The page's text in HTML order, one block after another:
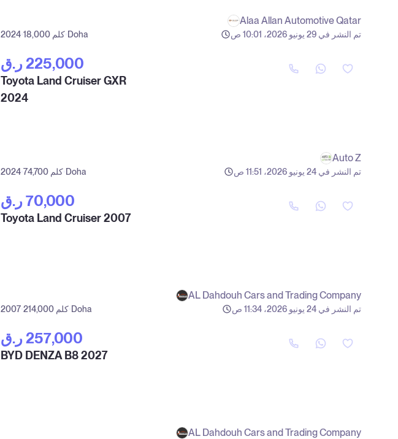
2024 18,000 كلم Doha
Alaa Allan Automotive Qatar
تم النشر في 29 يونيو 2026، 10:01 ص
ر.ق‎ 225,000
Toyota Land Cruiser GXR
2024
2024 74,700 كلم Doha
Auto Z
تم النشر في 24 يونيو 2026، 11:51 ص
ر.ق‎ 70,000
Toyota Land Cruiser 2007
2007 214,000 كلم Doha
AL Dahdouh Cars and Trading Company
تم النشر في 24 يونيو 2026، 11:34 ص
ر.ق‎ 257,000
BYD DENZA B8 2027
AL Dahdouh Cars and Trading Company